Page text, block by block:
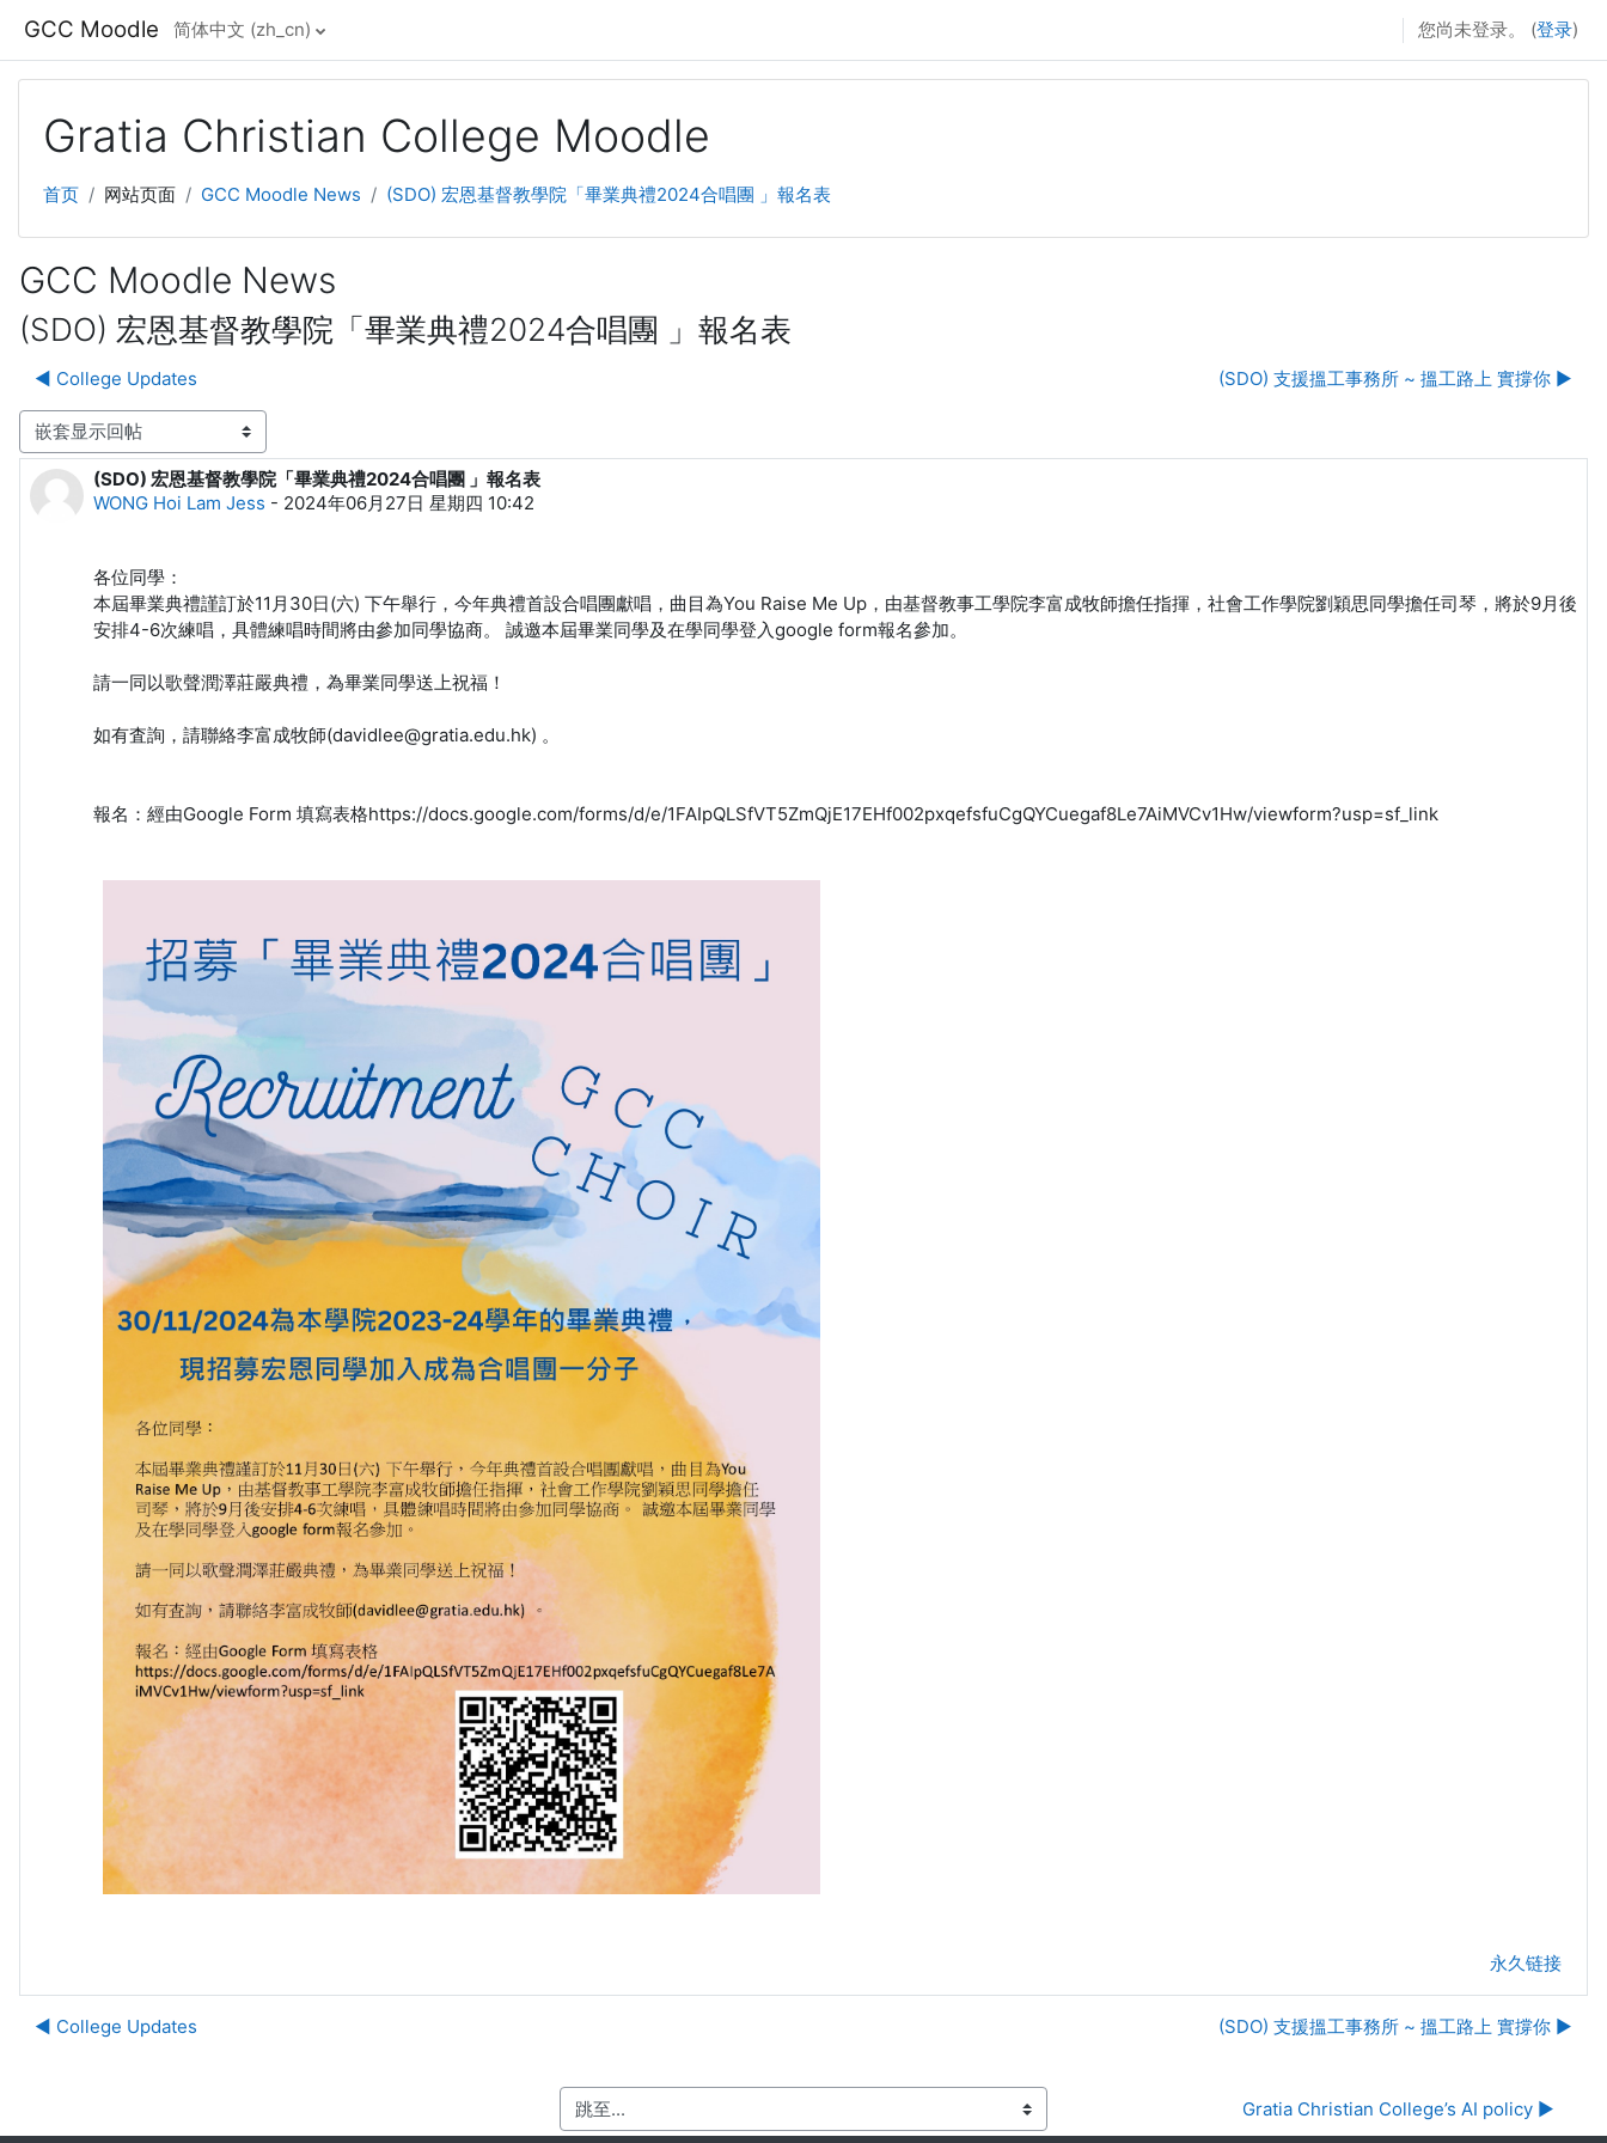
GCC Moodle 简体中文 ‎(zh_cn)‎ 您尚未登录。 (登录)
Gratia Christian College Moodle
首页 网站页面 GCC Moodle News (SDO) 宏恩基督教學院「畢業典禮2024合唱團 」報名表
GCC Moodle News
(SDO) 宏恩基督教學院「畢業典禮2024合唱團 」報名表
◀︎ College Updates (SDO) 支援搵工事務所 ~ 搵工路上 實撐你 ▶︎
模式
(SDO) 宏恩基督教學院「畢業典禮2024合唱團 」報名表
WONG Hoi Lam Jess - 2024年06月27日 星期四 10:42
回帖数：0
各位同學：
本屆畢業典禮謹訂於11月30日(六) 下午舉行，今年典禮首設合唱團獻唱，曲目為You Raise Me Up，由基督教事工學院李富成牧師擔任指揮，社會工作學院劉穎思同學擔任司琴，將於9月後
安排4-6次練唱，具體練唱時間將由參加同學協商。 誠邀本屆畢業同學及在學同學登入google form報名參加。
請一同以歌聲潤澤莊嚴典禮，為畢業同學送上祝福！
如有査詢，請聯絡李富成牧師(davidlee@gratia.edu.hk) 。
報名：經由Google Form 填寫表格https://docs.google.com/forms/d/e/1FAIpQLSfVT5ZmQjE17EHf002pxqefsfuCgQYCuegaf8Le7AiMVCv1Hw/viewform?usp=sf_link
永久链接
◀︎ College Updates (SDO) 支援搵工事務所 ~ 搵工路上 實撐你 ▶︎
跳至... Gratia Christian College’s AI policy ▶︎